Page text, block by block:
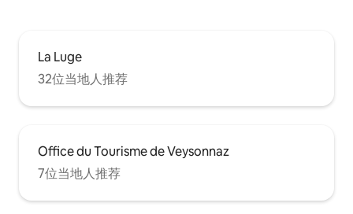
La Luge
32位当地人推荐
Office du Tourisme de Veysonnaz
7位当地人推荐